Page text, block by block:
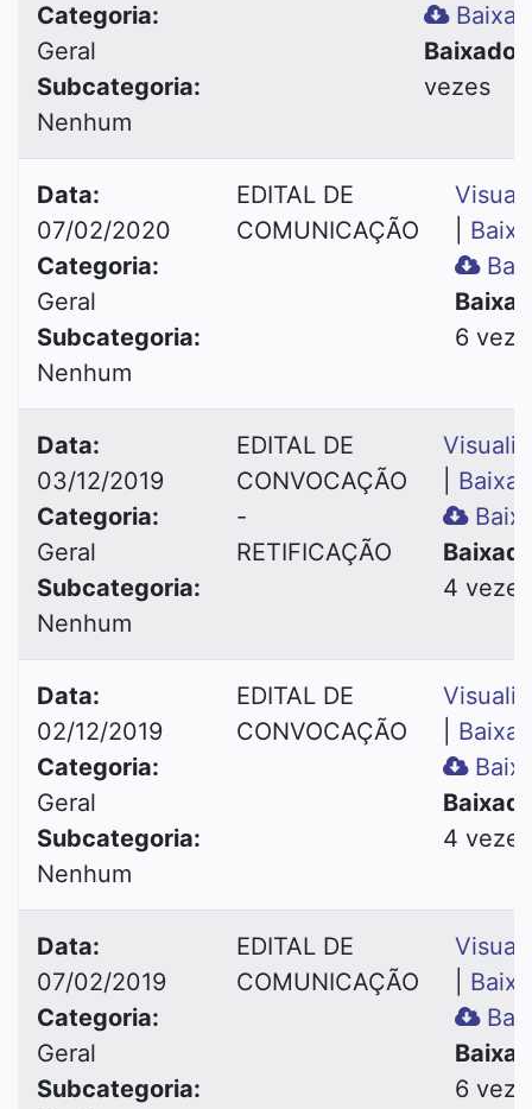
Categoria:
Geral
Subcategoria:
Nenhum
Baixar
Baixado:
vezes
Data:
07/02/2020
Categoria:
Geral
Subcategoria:
Nenhum
EDITAL DE
COMUNICAÇÃO
6
Data:
03/12/2019
Categoria:
Geral
Subcategoria:
Nenhum
EDITAL DE
CONVOCAÇÃO
-
RETIFICAÇÃO
Baixar
4 vezes
Data:
02/12/2019
Categoria:
Geral
Subcategoria:
Nenhum
EDITAL DE
CONVOCAÇÃO
Baixar
4 vezes
Data:
07/02/2019
Categoria:
Geral
Subcategoria:
EDITAL DE
COMUNICAÇÃO
6